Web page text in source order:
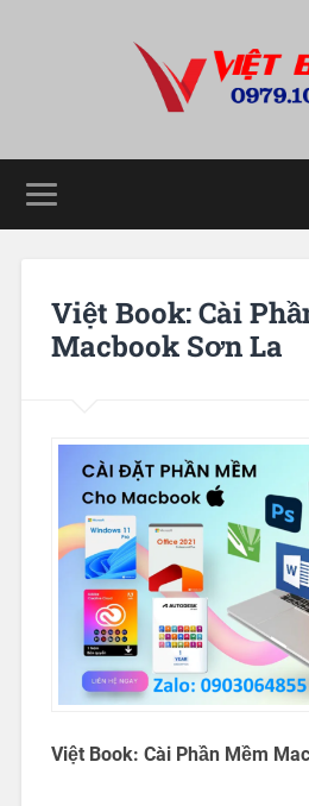
Việt Book: Cài
Macbook Sơn La
Việt Book: Cài Phần Mềm